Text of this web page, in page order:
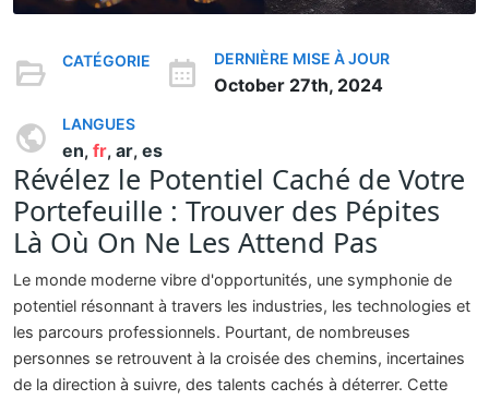
CATÉGORIE DERNIÈRE MISE À JOUR
October 27th, 2024
LANGUES
en, fr, ar, es
Révélez le Potentiel Caché de Votre
Portefeuille : Trouver des Pépites
Là Où On Ne Les Attend Pas
Le monde moderne vibre d'opportunités, une symphonie de
potentiel résonnant à travers les industries, les technologies et
les parcours professionnels. Pourtant, de nombreuses
personnes se retrouvent à la croisée des chemins, incertaines
de la direction à suivre, des talents cachés à déterrer. Cette